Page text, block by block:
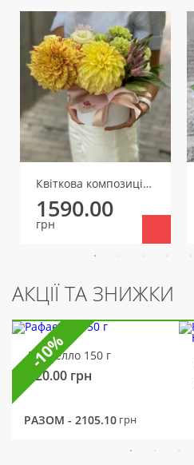
Квіткова композиція Жовта жоржина
1590.00
грн
АКЦІЇ ТА ЗНИЖКИ
Рафаелло 150 г
320.00 грн
РАЗОМ - 2105.10 грн
-10%